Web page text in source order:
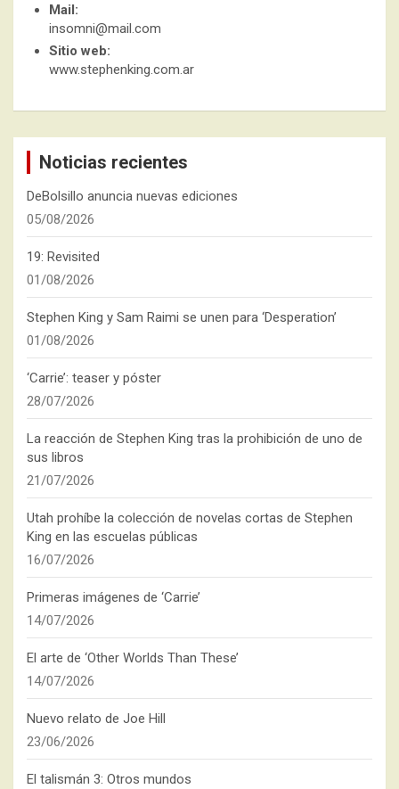
Mail:
insomni@mail.com
Sitio web:
www.stephenking.com.ar
Noticias recientes
DeBolsillo anuncia nuevas ediciones
05/08/2026
19: Revisited
01/08/2026
Stephen King y Sam Raimi se unen para ‘Desperation’
01/08/2026
‘Carrie’: teaser y póster
28/07/2026
La reacción de Stephen King tras la prohibición de uno de
sus libros
21/07/2026
Utah prohíbe la colección de novelas cortas de Stephen
King en las escuelas públicas
16/07/2026
Primeras imágenes de ‘Carrie’
14/07/2026
El arte de ‘Other Worlds Than These’
14/07/2026
Nuevo relato de Joe Hill
23/06/2026
El talismán 3: Otros mundos